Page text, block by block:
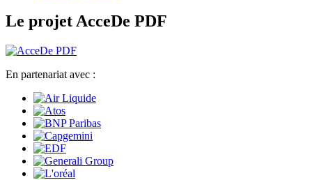
Le projet AcceDe PDF
En partenariat avec :